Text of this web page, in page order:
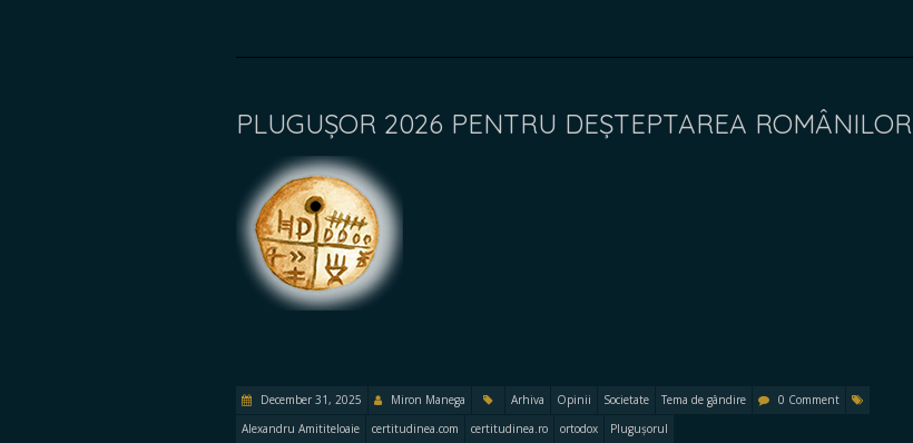
PLUGUȘOR 2026 PENTRU DEȘTEPTAREA ROMÂNILOR
December 31, 2025 Miron Manega Arhiva Opinii Societate Tema de gândire
0 Comment
Alexandru Amititeloaie
certitudinea.com certitudinea.ro ortodox Plugușorul